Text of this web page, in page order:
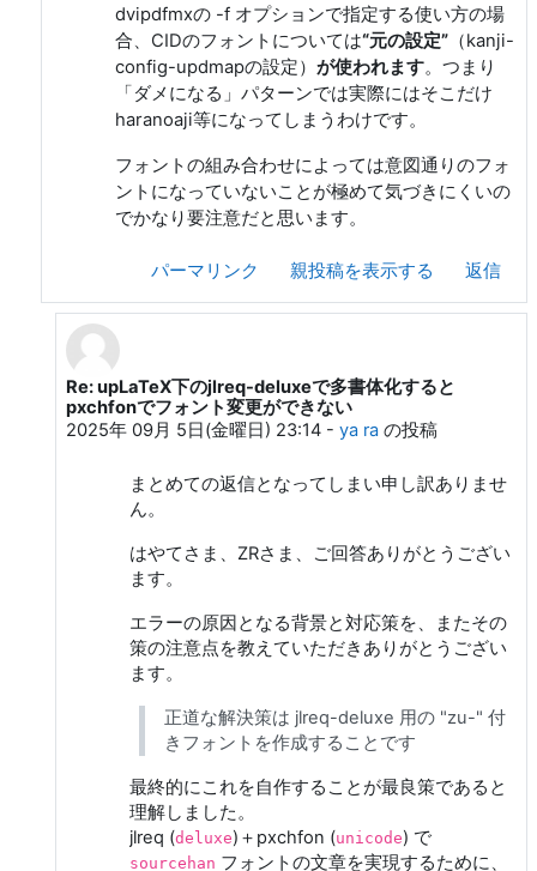
dvipdfmxの -f オプションで指定する使い方の場
合、CIDのフォントについては“元の設定”（kanji-
config-updmapの設定） が使われます。つまり
「ダメになる」パターンでは実際にはそこだけ
haranoaji等になってしまうわけです。
フォントの組み合わせによっては意図通りのフォ
ントになっていないことが極めて気づきにくいの
でかなり要注意だと思います。
パーマリンク 親投稿を表示する 返信
Z. R. への返信
Re: upLaTeX下のjlreq-deluxeで多書体化すると
pxchfonでフォント変更ができない
2025年 09月 5日(金曜日) 23:14- ya raの投稿
まとめての返信となってしまい申し訳ありませ
ん。
はやてさま、ZRさま、ご回答ありがとうござい
ます。
エラーの原因となる背景と対応策を、またその
策の注意点を教えていただきありがとうござい
ます。
正道な解決策は jlreq-deluxe 用の "zu-" 付
きフォントを作成することです
最終的にこれを自作することが最良策であると
理解しました。
jlreq (deluxe)＋pxchfon (unicode) で
sourcehan フォントの文章を実現するために、